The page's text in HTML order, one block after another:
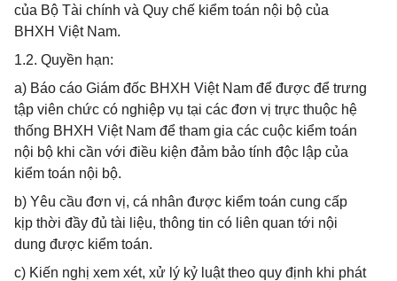
của Bộ Tài chính và Quy chế kiểm toán nội bộ của
BHXH Việt Nam.
1.2. Quyền hạn:
a) Báo cáo Giám đốc BHXH Việt Nam để được để trưng
tập viên chức có nghiệp vụ tại các đơn vị trực thuộc hệ
thống BHXH Việt Nam để tham gia các cuộc kiểm toán
nội bộ khi cần với điều kiện đảm bảo tính độc lập của
kiểm toán nội bộ.
b) Yêu cầu đơn vị, cá nhân được kiểm toán cung cấp
kịp thời đầy đủ tài liệu, thông tin có liên quan tới nội
dung được kiểm toán.
c) Kiến nghị xem xét, xử lý kỷ luật theo quy định khi phát